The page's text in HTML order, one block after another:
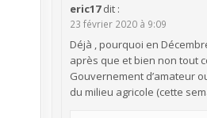
eric17 dit :
23 février 2020 à 9:09
Déjà , pourquoi en
après que et bien non tout
Gouvernement d’amateur
du milieu agricole (cette